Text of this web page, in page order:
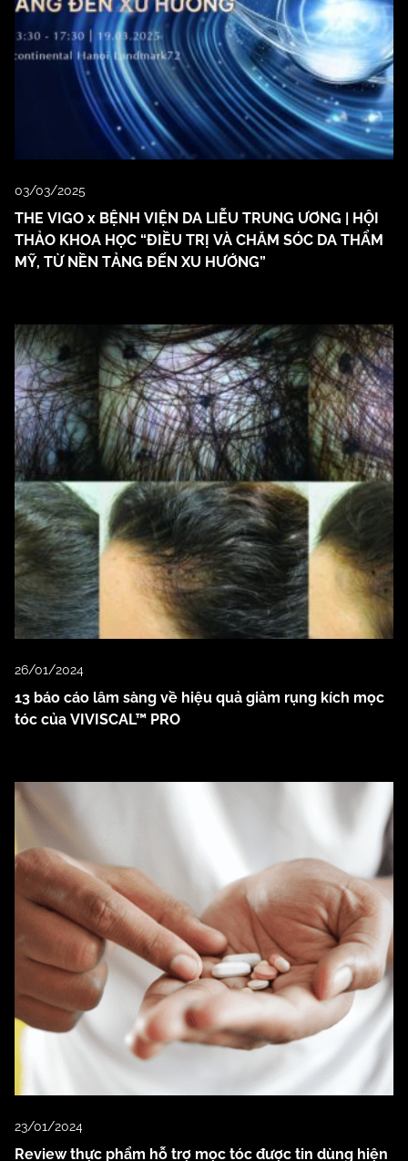
03/03/2025
THE VIGO x BỆNH VIỆN DA LIỄU TRUNG ƯƠNG | HỘI
THẢO KHOA HỌC “ĐIỀU TRỊ VÀ CHĂM SÓC DA THẨM
MỸ, TỪ NỀN TẢNG ĐẾN XU HƯỚNG”
26/01/2024
13 báo cáo lâm sàng về hiệu quả giảm rụng kích mọc
tóc của VIVISCAL™ PRO
23/01/2024
Review thực phẩm hỗ trợ mọc tóc được tin dùng hiện